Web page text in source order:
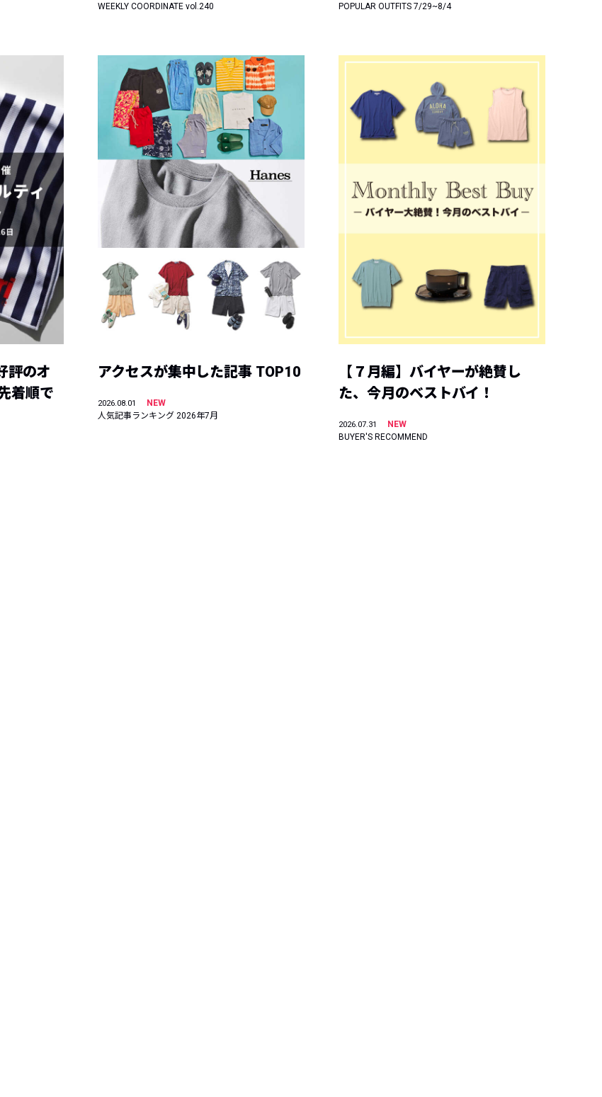
WEEKLY COORDINATE vol.240
POPULAR OUTFITS 7/29~8/4
評のオ
着順で
アクセスが集中した記事 TOP10
2026.08.01
NEW
人気記事ランキング 2026年7月
【７月編】バイヤーが絶賛し
た、今月のベストバイ！
2026.07.31
NEW
BUYER'S RECOMMEND